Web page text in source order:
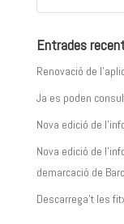
Entrades
Renovació de
Ja es poden
Nova edició de
Nova edició de
demarcació de
Descarrega’t les